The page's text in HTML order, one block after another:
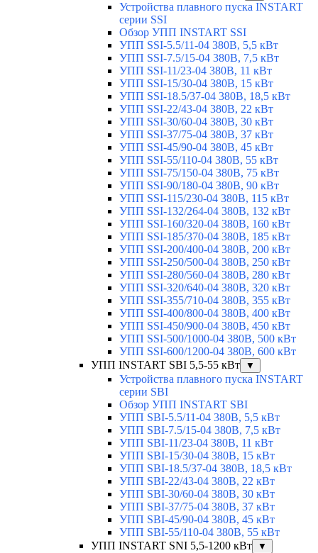
Устройства плавного пуска INSTART
серии SSI
Обзор УПП INSTART SSI
УПП SSI-5.5/11-04 380В, 5,5 кВт
УПП SSI-7.5/15-04 380В, 7,5 кВт
УПП SSI-11/23-04 380В, 11 кВт
УПП SSI-15/30-04 380В, 15 кВт
УПП SSI-18.5/37-04 380В, 18,5 кВт
УПП SSI-22/43-04 380В, 22 кВт
УПП SSI-30/60-04 380В, 30 кВт
УПП SSI-37/75-04 380В, 37 кВт
УПП SSI-45/90-04 380В, 45 кВт
УПП SSI-55/110-04 380В, 55 кВт
УПП SSI-75/150-04 380В, 75 кВт
УПП SSI-90/180-04 380В, 90 кВт
УПП SSI-115/230-04 380В, 115 кВт
УПП SSI-132/264-04 380В, 132 кВт
УПП SSI-160/320-04 380В, 160 кВт
УПП SSI-185/370-04 380В, 185 кВт
УПП SSI-200/400-04 380В, 200 кВт
УПП SSI-250/500-04 380В, 250 кВт
УПП SSI-280/560-04 380В, 280 кВт
УПП SSI-320/640-04 380В, 320 кВт
УПП SSI-355/710-04 380В, 355 кВт
УПП SSI-400/800-04 380В, 400 кВт
УПП SSI-450/900-04 380В, 450 кВт
УПП SSI-500/1000-04 380В, 500 кВт
УПП SSI-600/1200-04 380В, 600 кВт
УПП INSTART SBI 5,5-55 кВт
▼
Устройства плавного пуска INSTART
серии SBI
Обзор УПП INSTART SBI
УПП SBI-5.5/11-04 380В, 5,5 кВт
УПП SBI-7.5/15-04 380В, 7,5 кВт
УПП SBI-11/23-04 380В, 11 кВт
УПП SBI-15/30-04 380В, 15 кВт
УПП SBI-18.5/37-04 380В, 18,5 кВт
УПП SBI-22/43-04 380В, 22 кВт
УПП SBI-30/60-04 380В, 30 кВт
УПП SBI-37/75-04 380В, 37 кВт
УПП SBI-45/90-04 380В, 45 кВт
УПП SBI-55/110-04 380В, 55 кВт
УПП INSTART SNI 5,5-1200 кВт
▼